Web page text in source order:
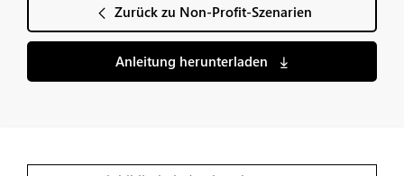
Zurück zu Non-Profit-Szenarien
Anleitung herunterladen